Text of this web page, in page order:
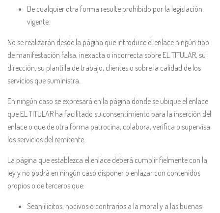
De cualquier otra forma resulte prohibido por la legislación
vigente.
No se realizarán desde la página que introduce el enlace ningún tipo
de manifestación falsa, inexacta o incorrecta sobre EL TITULAR, su
dirección, su plantilla de trabajo, clientes o sobre la calidad de los
servicios que suministra.
En ningún caso se expresará en la página donde se ubique el enlace
que EL TITULAR ha facilitado su consentimiento para la inserción del
enlace o que de otra forma patrocina, colabora, verifica o supervisa
los servicios del remitente.
La página que establezca el enlace deberá cumplir fielmente con la
ley y no podrá en ningún caso disponer o enlazar con contenidos
propios o de terceros que:
Sean ilícitos, nocivos o contrarios a la moral y a las buenas